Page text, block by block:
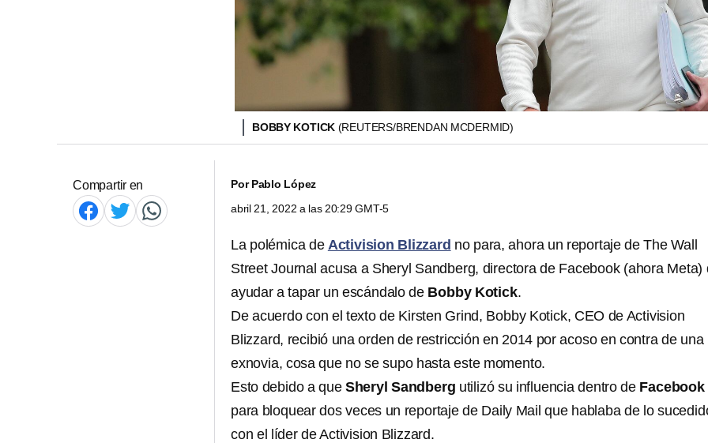
BOBBY KOTICK (REUTERS/BRENDAN MCDERMID)
Compartir en PorPablo López
abril 21, 2022 a las 20:29 GMT-5
La polémica de Activision Blizzard no para, ahora un reportaje de The Wall
Street Journal acusa a Sheryl Sandberg, directora de Facebook (ahora Meta)
ayudar a tapar un escándalo de Bobby Kotick.
De acuerdo con el texto de Kirsten Grind, Bobby Kotick, CEO de Activision
Blizzard, recibió una orden de restricción en 2014 por acoso en contra de una
exnovia, cosa que no se supo hasta este momento.
Esto debido a que Sheryl Sandberg utilizó su influencia dentro de Facebook
para bloquear dos veces un reportaje de Daily Mail que hablaba de lo
con el líder de Activision Blizzard.